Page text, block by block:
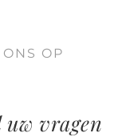
OP
vragen